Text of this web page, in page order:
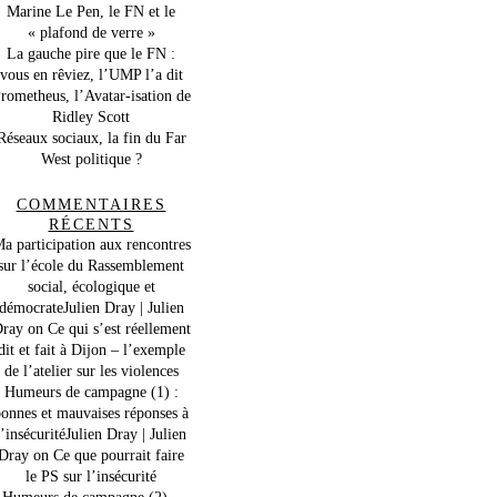
Marine Le Pen, le FN et le
« plafond de verre »
La gauche pire que le FN :
vous en rêviez, l’UMP l’a dit
l’Avatar-isation de
Ridley Scott
sociaux, la fin du Far
West politique ?
COMMENTAIRES
RÉCENTS
participation aux rencontres
l’école du Rassemblement
social, écologique et
démocrateJulien Dray | Julien
on Ce qui s’est réellement
et fait à Dijon – l’exemple
de l’atelier sur les violences
Humeurs de campagne (1) :
et mauvaises réponses à
Dray | Julien
on Ce que pourrait faire
le PS sur l’insécurité